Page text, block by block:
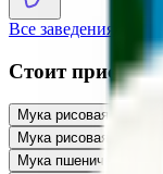
Все заведения
Стоит
Мука рисовая
Мука рисовая
Мука пшеничная